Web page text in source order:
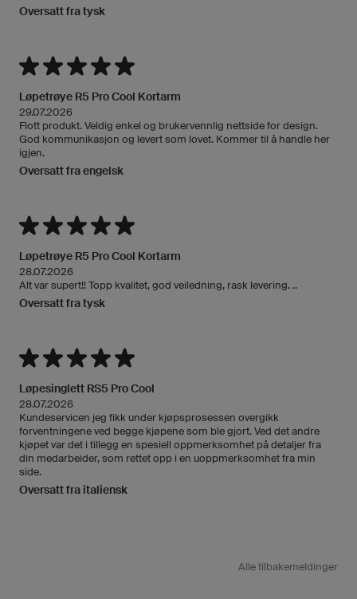
Oversatt fra tysk
Løpetrøye R5 Pro Cool Kortarm
29.07.2026
Flott produkt. Veldig enkel og brukervennlig nettside for design.
God kommunikasjon og levert som lovet. Kommer til å handle her
igjen.
Oversatt fra engelsk
Løpetrøye R5 Pro Cool Kortarm
28.07.2026
Alt var supert!! Topp kvalitet, god veiledning, rask levering. ..
Oversatt fra tysk
Løpesinglett RS5 Pro Cool
28.07.2026
Kundeservicen jeg fikk under kjøpsprosessen overgikk
forventningene ved begge kjøpene som ble gjort. Ved det andre
kjøpet var det i tillegg en spesiell oppmerksomhet på detaljer fra
din medarbeider, som rettet opp i en uoppmerksomhet fra min
side.
Oversatt fra italiensk
Alle tilbakemeldinger